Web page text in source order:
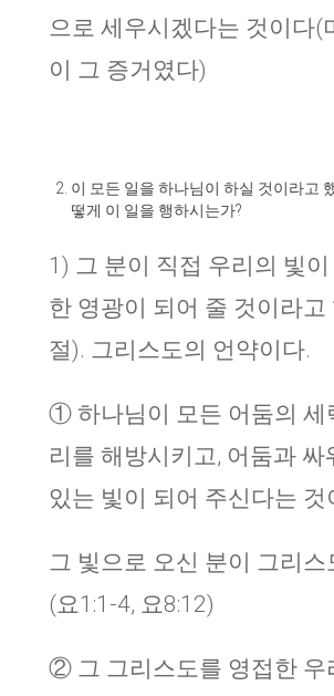
으로 세우시겠다는 것이다(
이 그 증거였다)
이 모든 일을 하나님이 하실 것이라고
떻게 이 일을 행하시는가?
1) 그 분이 직접 우리의 빛이
한 영광이 되어 줄 것이라고
절). 그리스도의 언약이다.
① 하나님이 모든 어둠의 세
리를 해방시키고, 어둠과 싸
있는 빛이 되어 주신다는 것
그 빛으로 오신 분이 그리스
(요1:1-4, 요8:12)
② 그 그리스도를 영접한 우